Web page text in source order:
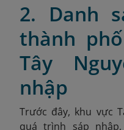
2. Danh
thành
Tây
nhập
Trước đây, khu vực
quá trình sáp